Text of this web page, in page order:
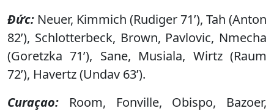
Đức: Neuer, Kimmich (Rudiger 71’), Tah (Anton
82’), Schlotterbeck, Brown, Pavlovic, Nmecha
(Goretzka 71’), Sane, Musiala, Wirtz (Raum
72’), Havertz (Undav 63’).
Curaçao: Room, Fonville, Obispo, Bazoer,